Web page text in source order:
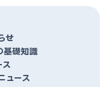
せ
基礎知識
ュース